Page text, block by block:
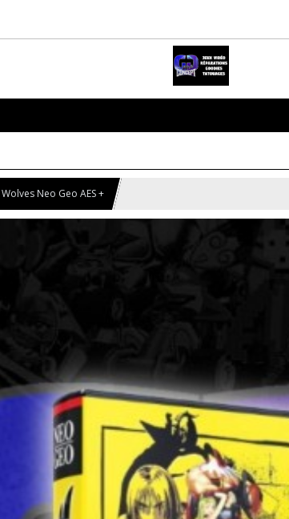
Neo Geo AES +